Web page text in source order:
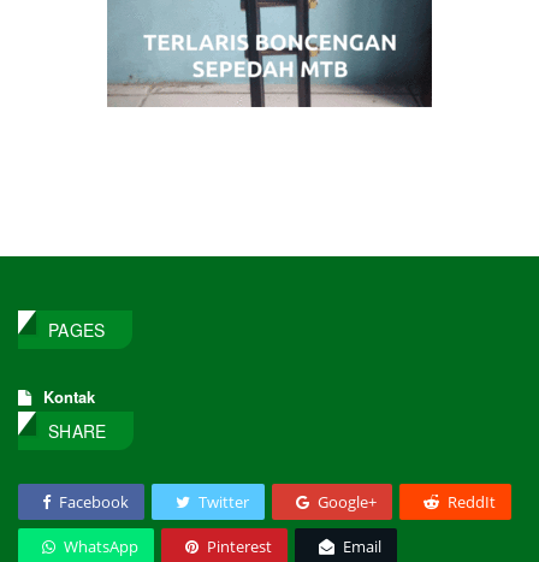
PAGES
Kontak
SHARE
Facebook Twitter Google+ ReddIt
WhatsApp Pinterest Email